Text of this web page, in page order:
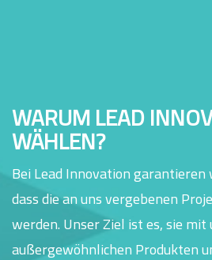
WARUM LEAD
WÄHLEN?
Bei Lead Innovation garantieren
dass die an uns vergebenen
werden. Unser Ziel ist es, sie mit
außergewöhnlichen Produkten